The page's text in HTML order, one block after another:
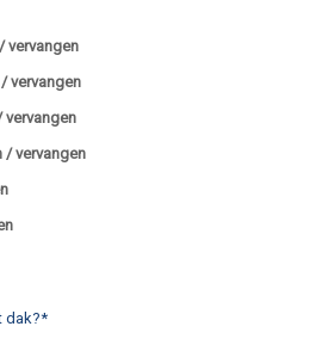
vervangen
vervangen
vervangen
/ vervangen
dak?*